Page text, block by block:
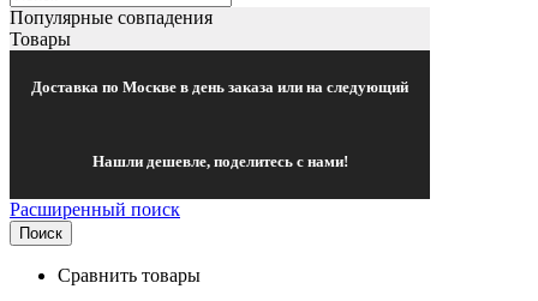
Популярные совпадения
Товары
Доставка по Москве в день заказа или на следующий
Нашли дешевле, поделитесь с нами!
Расширенный поиск
Поиск
Сравнить товары